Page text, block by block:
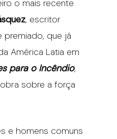
o mais recente
, escritor
premiado, que já
América Latia em
para o Incêndio,
sobre a força
e homens comuns